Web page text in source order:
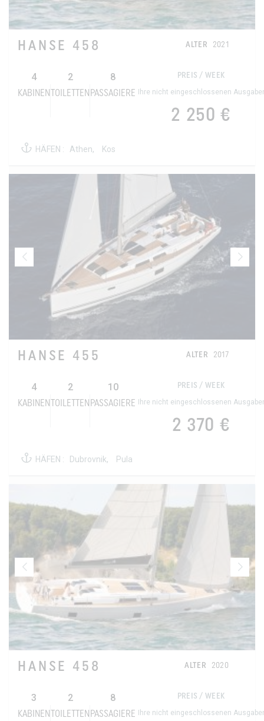
HANSE 458 ALTER 2021
4
KABINEN
2
TOILETTEN
8
PASSAGIERE
PREIS / WEEK
Ihre nicht eingeschlossenen
2 250 €
HÄFEN : Athen, Kos
HANSE 455 ALTER 2017
4
KABINEN
2
TOILETTEN
10
PASSAGIERE
PREIS / WEEK
Ihre nicht eingeschlossenen
2 370 €
HÄFEN : Dubrovnik, Pula
HANSE 458 ALTER 2020
3
KABINEN
2
TOILETTEN
8
PASSAGIERE
PREIS / WEEK
Ihre nicht eingeschlossenen